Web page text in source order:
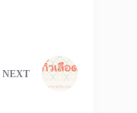
NEXT